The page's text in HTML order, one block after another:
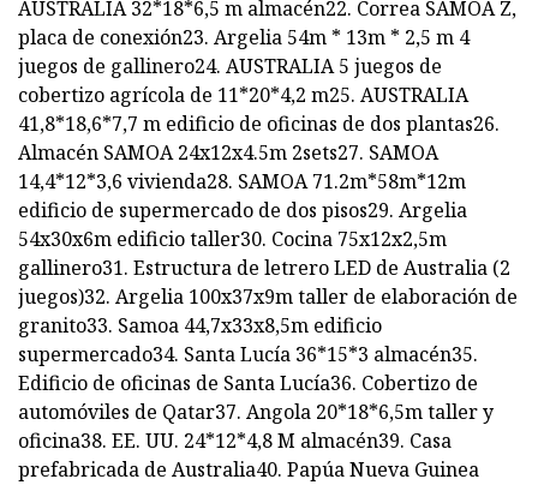
AUSTRALIA 32*18*6,5 m almacén22. Correa SAMOA Z,
placa de conexión23. Argelia 54m * 13m * 2,5 m 4
juegos de gallinero24. AUSTRALIA 5 juegos de
cobertizo agrícola de 11*20*4,2 m25. AUSTRALIA
41,8*18,6*7,7 m edificio de oficinas de dos plantas26.
Almacén SAMOA 24x12x4.5m 2sets27. SAMOA
14,4*12*3,6 vivienda28. SAMOA 71.2m*58m*12m
edificio de supermercado de dos pisos29. Argelia
54x30x6m edificio taller30. Cocina 75x12x2,5m
gallinero31. Estructura de letrero LED de Australia (2
juegos)32. Argelia 100x37x9m taller de elaboración de
granito33. Samoa 44,7x33x8,5m edificio
supermercado34. Santa Lucía 36*15*3 almacén35.
Edificio de oficinas de Santa Lucía36. Cobertizo de
automóviles de Qatar37. Angola 20*18*6,5m taller y
oficina38. EE. UU. 24*12*4,8 M almacén39. Casa
prefabricada de Australia40. Papúa Nueva Guinea